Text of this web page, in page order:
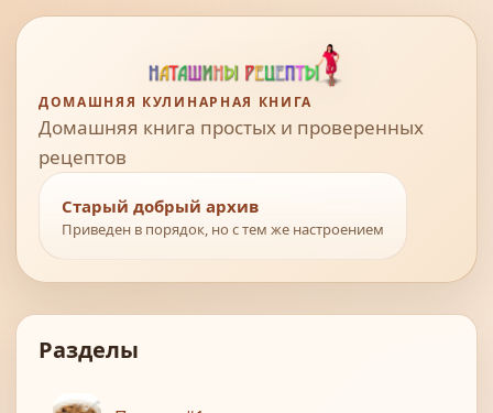
ДОМАШНЯЯ КУЛИНАРНАЯ КНИГА
Домашняя книга простых и проверенных
рецептов
Старый добрый архив
Приведен в порядок, но с тем же настроением
Разделы